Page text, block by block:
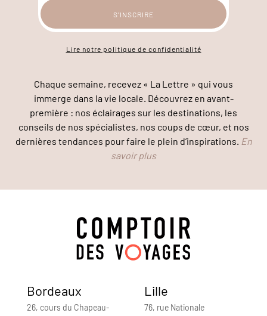
Lire notre politique de confidentialité
Chaque semaine, recevez « La Lettre » qui vous
immerge dans la vie locale. Découvrez en avant-
première : nos éclairages sur les destinations, les
conseils de nos spécialistes, nos coups de cœur, et nos
dernières tendances pour faire le plein d’inspirations. En
savoir plus
Bordeaux
26, cours du Chapeau-
Lille
76, rue Nationale